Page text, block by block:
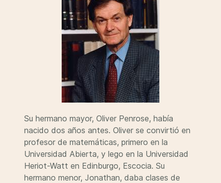
Su hermano mayor, Oliver Penrose, había
nacido dos años antes. Oliver se convirtió en
profesor de matemáticas, primero en la
Universidad Abierta, y lego en la Universidad
Heriot-Watt en Edinburgo, Escocia. Su
hermano menor, Jonathan, daba clases de